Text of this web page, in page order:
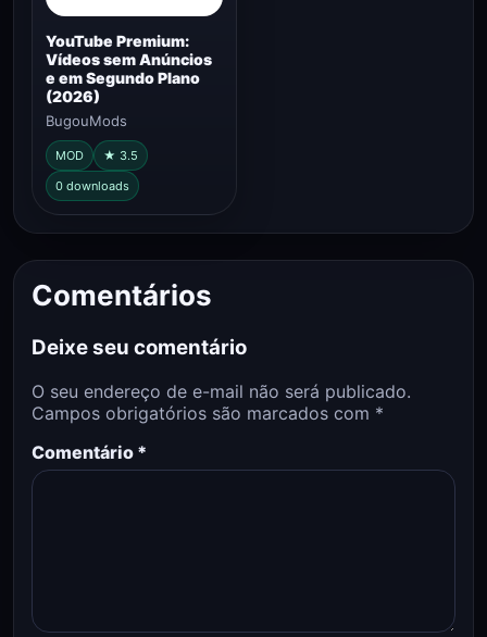
YouTube Premium:
Vídeos sem Anúncios
e em Segundo Plano
(2026)
BugouMods
MOD
★ 3.5
0 downloads
Comentários
Deixe seu comentário
O seu endereço de e-mail não será publicado.
Campos obrigatórios são marcados com *
Comentário *